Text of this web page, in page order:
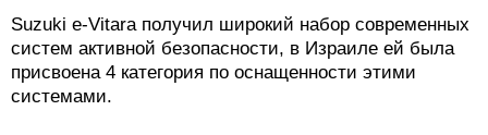
Suzuki e-Vitara получил широкий набор современных
систем активной безопасности, в Израиле ей была
присвоена 4 категория по оснащенности этими
системами.